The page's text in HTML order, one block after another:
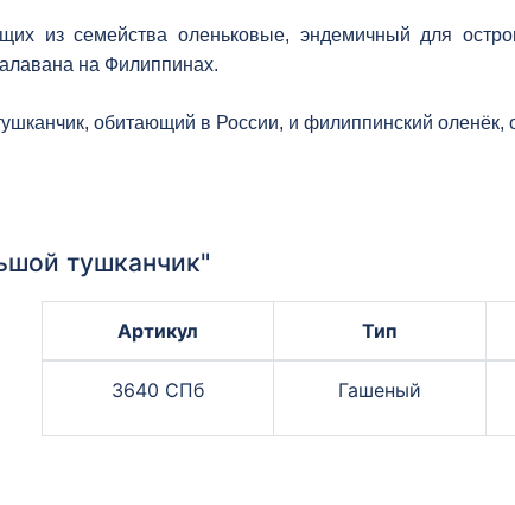
из семейства оленьковые, эндемичный для
на Филиппинах.
обитающий в России, и филиппинский
тушканчик"
Артикул Тип
3640 СПб Гашеный